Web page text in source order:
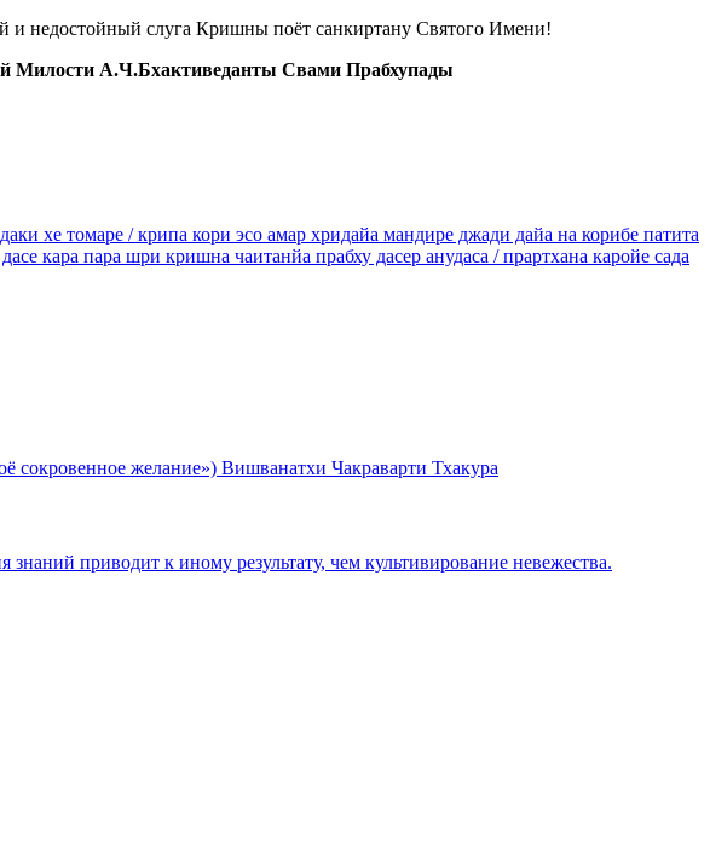
и недостойный слуга Кришны поёт санкиртану Святого Имени!
Милости А.Ч.Бхактиведанты Свами Прабхупады